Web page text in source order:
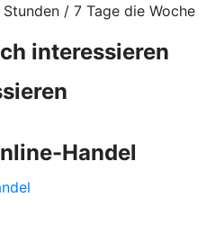
/ 7 Tage die Woche
interessieren
Handel